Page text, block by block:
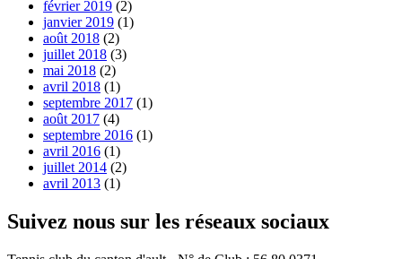
février 2019 (2)
janvier 2019 (1)
août 2018 (2)
juillet 2018 (3)
mai 2018 (2)
avril 2018 (1)
septembre 2017 (1)
août 2017 (4)
septembre 2016 (1)
avril 2016 (1)
juillet 2014 (2)
avril 2013 (1)
Suivez nous sur les réseaux sociaux